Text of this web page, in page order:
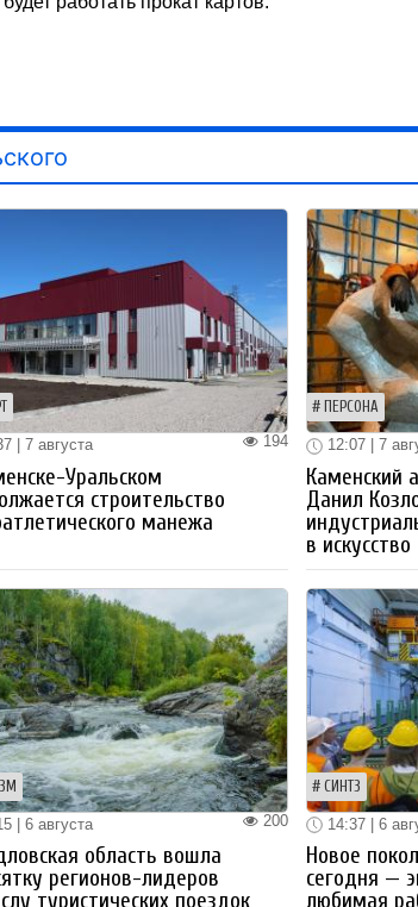
194
| 7 августа
Уральском
строительство
манежа
ПЕРСОНА
12:07 | 7
Каменский
Данил
в искусство
200
| 6 августа
область вошла
регионов-лидеров
туристических поездок
СИНТЗ
14:37 | 6
Новое
сегодня —
любимая